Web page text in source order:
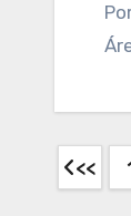
Por gestión de la Intendente Alejandra Cejas se dio inicio a la etapa de conformación del